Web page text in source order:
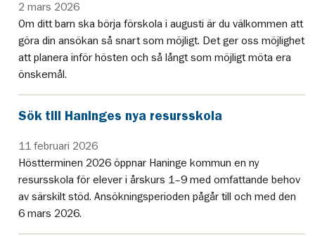
2 mars 2026
Om ditt barn ska börja förskola i augusti är du välkommen att
göra din ansökan så snart som möjligt. Det ger oss möjlighet
att planera inför hösten och så långt som möjligt möta era
önskemål.
Sök till Haninges nya resursskola
11 februari 2026
Höstterminen 2026 öppnar Haninge kommun en ny
resursskola för elever i årskurs 1–9 med omfattande behov
av särskilt stöd. Ansökningsperioden pågår till och med den
6 mars 2026.